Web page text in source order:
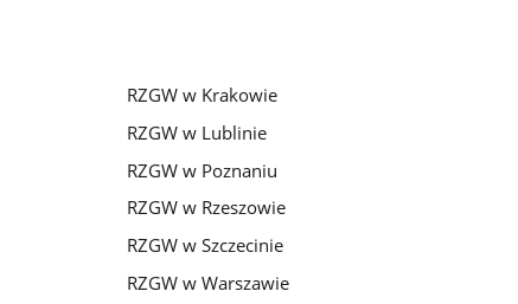
RZGW w Krakowie
RZGW w Lublinie
RZGW w Poznaniu
RZGW w Rzeszowie
RZGW w Szczecinie
RZGW w Warszawie